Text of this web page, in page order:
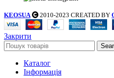
KEOSUA 2010-2023 CREATED BY
Закрити
Каталог
Інформація